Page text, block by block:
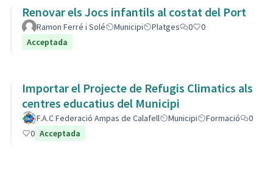
Renovar els Jocs infantils al costat del Port
Ramon Ferré i Solé Municipi Platges 0
0
Acceptada
Importar el Projecte de Refugis Climatics als
centres educatius del Municipi
F.A.C Federació Ampas de Calafell Municipi Formació
0
0 Acceptada